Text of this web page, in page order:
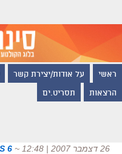
ראשי על אודות/יצירת קשר
הרצאות תסריט.ים
26 דצמבר 2007 | 12:48 ~
6 COMMENTS